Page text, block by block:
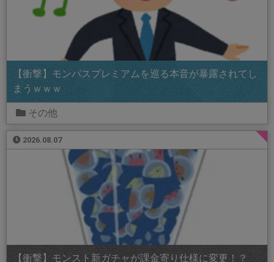
【衝撃】モンパスプレミアムを巡る本音が暴露されてし
まうｗｗｗ
その他
2026.08.07
【衝撃】モンスト新ガチャが課金寄り仕様に変更！？